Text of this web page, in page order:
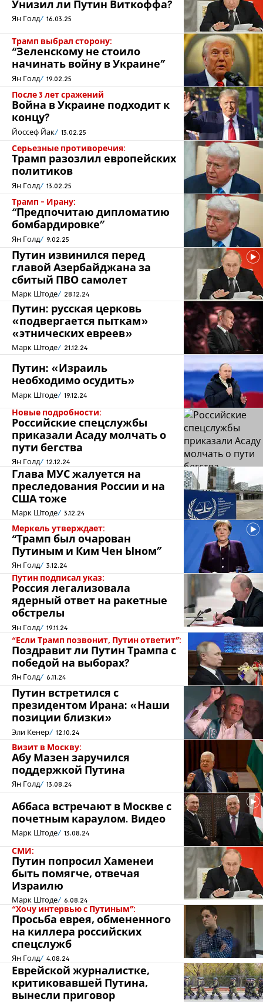
Унизил ли Путин Виткоффа?
Ян Голд 16.03.25
Трамп выбрал сторону:
“Зеленскому не стоило
начинать войну в Украине”
Ян Голд 19.02.25
После 3 лет сражений
Война в Украине подходит к
концу?
Йоссеф Йак 13.02.25
Серьезные противоречия:
Трамп разозлил европейских
политиков
Ян Голд 13.02.25
Трамп - Ирану:
“Предпочитаю дипломатию
бомбардировке”
Ян Голд 9.02.25
Путин извинился перед
главой Азербайджана за
сбитый ПВО самолет
Марк Штоде 28.12.24
Путин: русская церковь
«подвергается пыткам»
«этнических евреев»
Марк Штоде 21.12.24
Путин: «Израиль
необходимо осудить»
Марк Штоде 19.12.24
Новые подробности:
Российские спецслужбы
приказали Асаду молчать о
пути бегства
Ян Голд 12.12.24
Глава МУС жалуется на
преследования России и на
США тоже
Марк Штоде 3.12.24
Меркель утверждает:
“Трамп был очарован
Путиным и Ким Чен Ыном”
Ян Голд 3.12.24
Путин подписал указ:
Россия легализовала
ядерный ответ на ракетные
обстрелы
Ян Голд 19.11.24
“Если Трамп позвонит, Путин ответит”:
Поздравит ли Путин Трампа с
победой на выборах?
Ян Голд 6.11.24
Путин встретился с
президентом Ирана: «Наши
позиции близки»
Эли Кенер 12.10.24
Визит в Москву:
Абу Мазен заручился
поддержкой Путина
Ян Голд 13.08.24
Аббаса встречают в Москве с
почетным караулом. Видео
Марк Штоде 13.08.24
СМИ:
Путин попросил Хаменеи
быть помягче, отвечая
Израилю
Марк Штоде 6.08.24
“Хочу интервью с Путиным”:
Просьба еврея, обмененного
на киллера российских
спецслужб
Ян Голд 4.08.24
Еврейской журналистке,
критиковавшей Путина,
вынесли приговор